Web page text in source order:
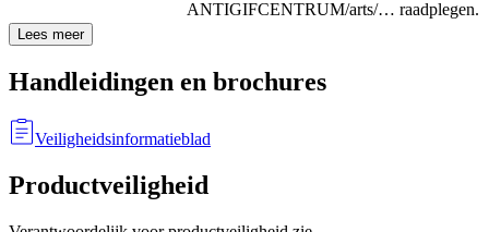
ANTIGIFCENTRUM/arts/… raadplegen.
Lees meer
Handleidingen en brochures
Veiligheidsinformatieblad
Productveiligheid